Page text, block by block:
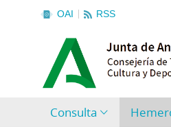
OAI RSS
Consulta